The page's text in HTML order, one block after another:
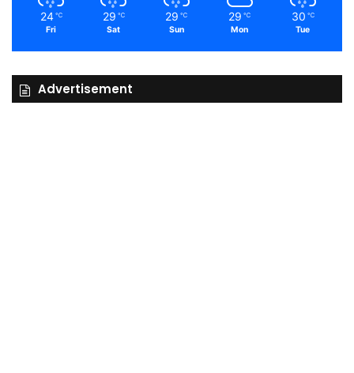
24 ℃
Fri
29 ℃
Sat
29 ℃
Sun
29 ℃
Mon
30 ℃
Tue
Advertisement